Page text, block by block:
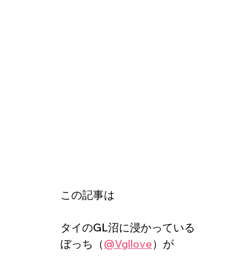
この記事は
タイのGL沼に浸かっている
ぼっち（@Vgllove）が